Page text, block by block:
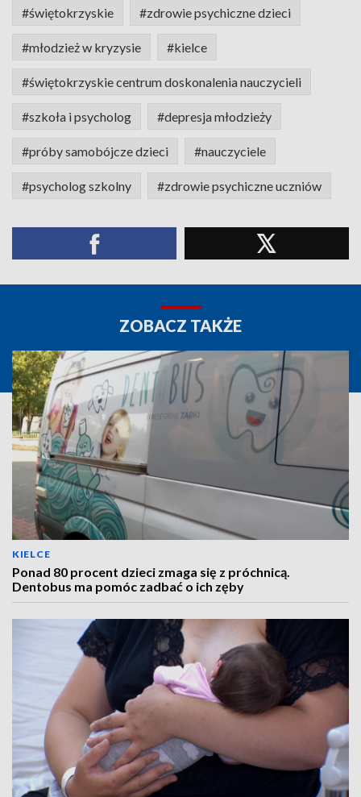
#świętokrzyskie #zdrowie psychiczne dzieci
#młodzież w kryzysie #kielce
#świętokrzyskie centrum doskonalenia nauczycieli
#szkoła i psycholog #depresja młodzieży
#próby samobójcze dzieci #nauczyciele
#psycholog szkolny #zdrowie psychiczne uczniów
ZOBACZ TAKŻE
KIELCE
Ponad 80 procent dzieci zmaga się z próchnicą.
Dentobus ma pomóc zadbać o ich zęby